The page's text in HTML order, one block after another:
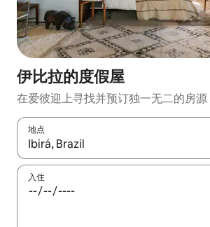
伊比拉的度假屋
在爱彼迎上寻找并预订独一无二的房源
地点
如有搜索结果，请使用上下方向键查看，
入住